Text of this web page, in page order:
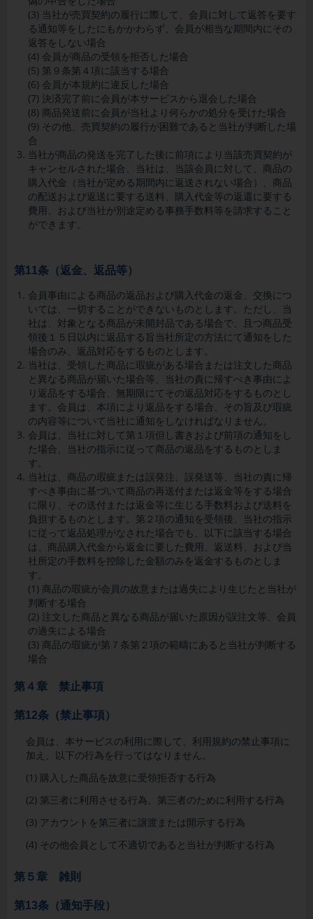
(3) 当社が売買契約の履行に際して、会員に対して返答を要す
る通知等をしたにもかかわらず、会員が相当な期間内にその
返答をしない場合
(4) 会員が商品の受領を拒否した場合
(5) 第９条第４項に該当する場合
(6) 会員が本規約に違反した場合
(7) 決済完了前に会員が本サービスから退会した場合
(8) 商品発送前に会員が当社より何らかの処分を受けた場合
(9) その他、売買契約の履行が困難であると当社が判断した場
合
当社が商品の発送を完了した後に前項により当該売買契約が
キャンセルされた場合、当社は、当該会員に対して、商品の
購入代金（当社が定める期間内に返送されない場合）、商品
の配送および返送に要する送料、購入代金等の返還に要する
費用、および当社が別途定める事務手数料等を請求すること
ができます。
第11条（返金、返品等）
会員事由による商品の返品および購入代金の返金、交換につ
いては、一切することができないものとします。ただし、当
社は、対象となる商品が未開封品である場合で、且つ商品受
領後１５日以内に返品する旨当社所定の方法にて通知をした
場合のみ、返品対応をするものとします。
当社は、受領した商品に瑕疵がある場合または注文した商品
と異なる商品が届いた場合等、当社の責に帰すべき事由によ
り返品をする場合、無期限にてその返品対応をするものとし
ます。会員は、本項により返品をする場合、その旨及び瑕疵
の内容等について当社に通知をしなければなりません。
会員は、当社に対して第１項但し書きおよび前項の通知をし
た場合、当社の指示に従って商品の返品をするものとしま
す。
当社は、商品の瑕疵または誤発注、誤発送等、当社の責に帰
すべき事由に基づいて商品の再送付または返金等をする場合
に限り、その送付または返金等に生じる手数料および送料を
負担するものとします。第２項の通知を受領後、当社の指示
に従って返品処理がなされた場合でも、以下に該当する場合
は、 商品購入代金から返金に要した費用、返送料、および当
社所定の手数料を控除した金額のみを返金するものとしま
す。
(1) 商品の瑕疵が会員の故意または過失により生じたと当社が
判断する場合
(2) 注文した商品と異なる商品が届いた原因が誤注文等、会員
の過失による場合
(3) 商品の瑕疵が第７条第２項の範疇にあると当社が判断する
場合
第４章 禁止事項
第12条（禁止事項）
会員は、本サービスの利用に際して、利用規約の禁止事項に
加え、以下の行為を行ってはなりません。
(1) 購入した商品を故意に受領拒否する行為
(2) 第三者に利用させる行為、第三者のために利用する行為
(3) アカウントを第三者に譲渡または開示する行為
(4) その他会員として不適切であると当社が判断する行為
第５章 雑則
第13条（通知手段）